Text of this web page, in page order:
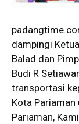
dampingi
Balad dan
Budi R
transportasi
Kota
Pariaman,